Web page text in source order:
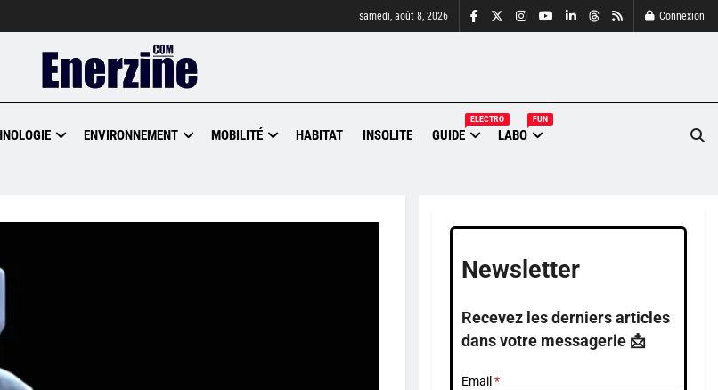
samedi, août 8, 2026 Connexion
ENVIRONNEMENT MOBILITÉ HABITAT INSOLITE GUIDE
ELECTRO
LABO
FUN
Newsletter
Recevez les derniers articles
dans votre messagerie 📩
Email